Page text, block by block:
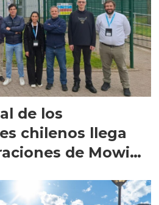
de los
chilenos llega
de Mowi